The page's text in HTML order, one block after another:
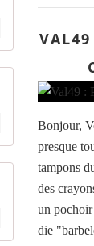
VAL49
Bonjour,
presque
tampons
des
un pochoir
die